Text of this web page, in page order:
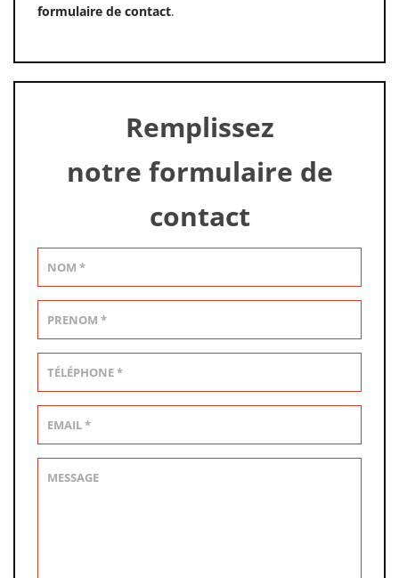
formulaire de contact.
Remplissez
notre formulaire de
contact